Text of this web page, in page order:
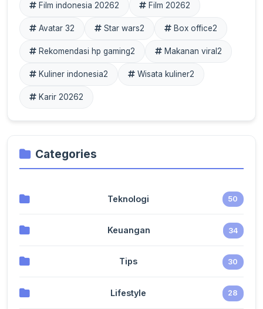
Film indonesia 20262 Film 20262
Avatar 32 Star wars2 Box office2
Rekomendasi hp gaming2 Makanan viral 2
Kuliner indonesia2 Wisata kuliner2
Karir 20262
Categories
Teknologi 50
Keuangan 34
Tips 30
Lifestyle 28